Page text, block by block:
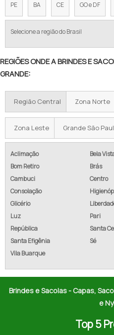
NECESSAIRE PVC COM ZÍPER PREÇO
NECESSAIRE DE PVC TRANSPARENTE
FABRICA DE SACOLA EM PVC
SACOLA DE NYLON COM ZÍPER
SACOLA DE NYLON 600
SACOLA DE NYLON 600
FABRICANTE DE SACOLA DE NYLON
FORNECEDOR DE SACOLA DE
SACOLA RETORNÁVEL DE NYLON
SACOLA DE NYLON 600 EM
SACOLA DE NYLON DE FEIRA SP
SACOLA COM ALÇA DE NYLON PREÇO
SACOLA RETORNÁVEL DE NYLON
PE BA CE GO e DF
Selecione a região do Brasil
REGIÕES ONDE A BRINDES E
GRANDE:
Região Central Zona Norte
Zona Leste Grande São
Aclimação
Bela
Bom Retiro
Brás
Cambuci
Centro
Consolação
Glicério
Luz
Pari
República
Santa
Santa Efigênia
Sé
Vila Buarque
Brindes e Sacolas - Capas,
e
Top 5